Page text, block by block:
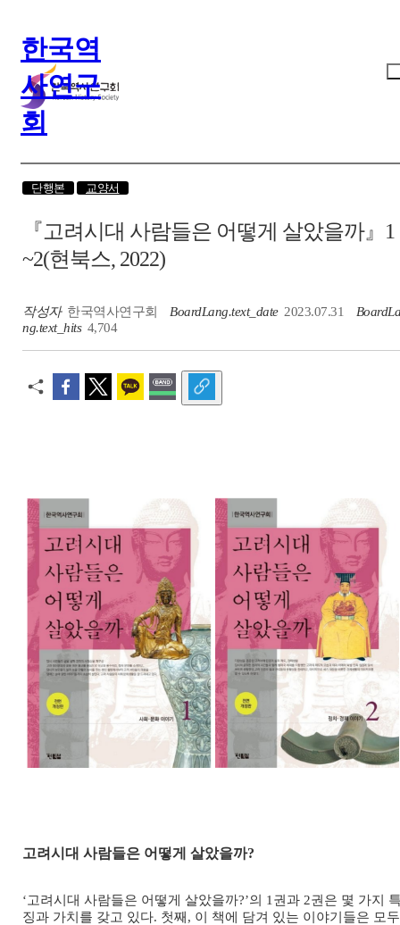
한국역
사연구
회
단행본 교양서
『고려시대 사람들은 어떻게 살았을까』1
~2(현북스, 2022)
작성자 한국역사연구회 BoardLang.text_date 2023.07.31
BoardLa
ng.text_hits 4,704
고려시대 사람들은 어떻게 살았을까?
‘고려시대 사람들은 어떻게 살았을까?’의 1권과 2권은 몇 가지
징과 가치를 갖고 있다. 첫째, 이 책에 담겨 있는 이야기들은 모두